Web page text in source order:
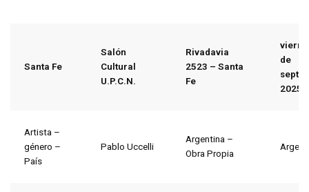
Santa Fe
Salón
Cultural
U.P.C.N.
Rivadavia
2523 – Santa
Fe
de
2025
Artista –
género –
País
Pablo Uccelli
Argentina –
Obra Propia